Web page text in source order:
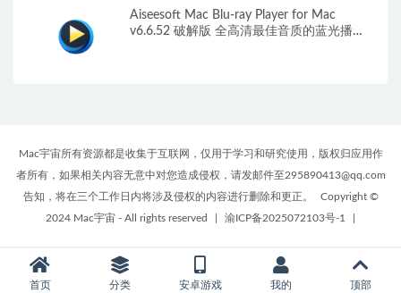
Aiseesoft Mac Blu-ray Player for Mac
v6.6.52 破解版 全高清最佳音质的蓝光播放
Mac宇宙所有资源都是收集于互联网，仅用于学习和研究使用，版权归应用作
者所有，如果相关内容无意中对您造成侵权，请发邮件至295890413@qq.com
告知，将在三个工作日内将涉及侵权的内容进行删除和更正。
Copyright ©
2024 Mac宇宙 - All rights reserved
渝ICP备2025072103号-1
首页 分类 安卓游戏 我的 顶部